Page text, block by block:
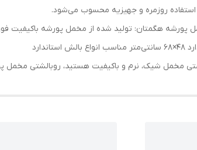
روزمره و جهیزیه محسوب می‌شود.
پورشه هگمتان: تولید شده از مخمل پورشه
مخمل شیک، نرم و باکیفیت هستید، روبالشتی مخمل